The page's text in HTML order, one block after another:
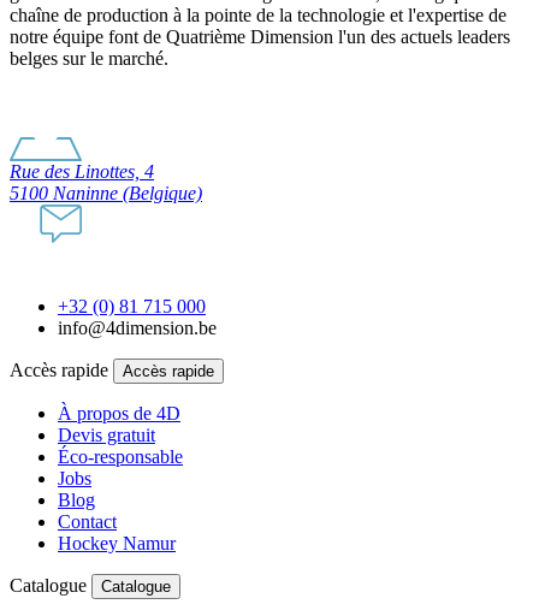
chaîne de production à la pointe de la technologie et l'expertise de
notre équipe font de Quatrième Dimension l'un des actuels leaders
belges sur le marché.
Rue des Linottes, 4
5100 Naninne (Belgique)
+32 (0) 81 715 000
info@4dimension.be
Accès rapide Accès rapide
À propos de 4D
Devis gratuit
Éco-responsable
Jobs
Blog
Contact
Hockey Namur
Catalogue Catalogue